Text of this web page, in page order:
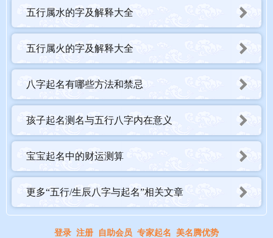
五行属水的字及解释大全
五行属火的字及解释大全
八字起名有哪些方法和禁忌
孩子起名测名与五行八字内在意义
宝宝起名中的财运测算
更多“五行/生辰八字与起名”相关文章
登录 注册 自助会员 专家起名 美名腾优势